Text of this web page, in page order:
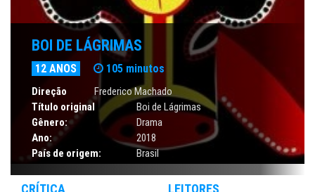
BOI DE LÁGRIMAS
12 ANOS 105 minutos
Direção
Frederico Machado
Título original
Boi de Lágrimas
Gênero:
Drama
Ano:
2018
País de origem:
Brasil
CRÍTICA LEITORES